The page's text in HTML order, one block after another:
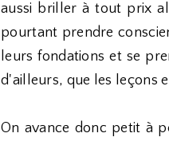
aussi briller à tout prix
pourtant prendre
leurs fondations et se
d'ailleurs, que les leçons
On avance donc petit à